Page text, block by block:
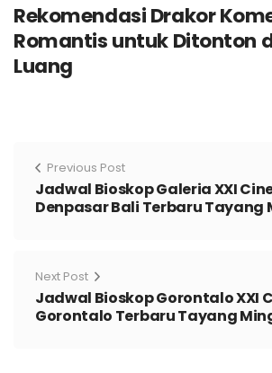
Rekomendasi Drakor
Romantis untuk Ditonton
Luang
Previous Post
Jadwal Bioskop Galeria XXI
Denpasar Bali Terbaru Tayang
Next Post
Jadwal Bioskop Gorontalo XXI
Gorontalo Terbaru Tayang